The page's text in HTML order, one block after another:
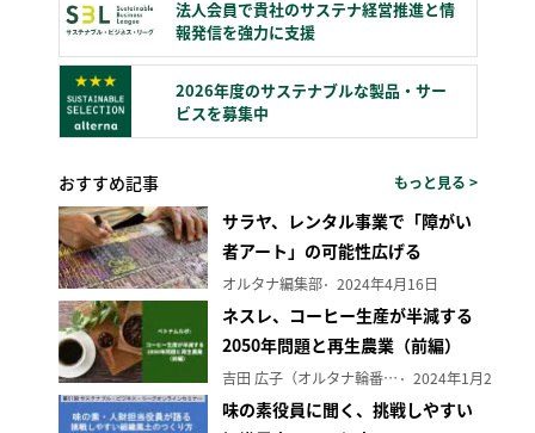
法人会員で貴社のサステナ経営推進と情
報発信を強力に支援
2026年度のサステナブルな製品・サー
ビスを募集中
おすすめ記事 もっと見る >
サラヤ、レンタル事業で「障がい
者アート」の可能性広げる
オルタナ編集部 2024年4月16日
ネスレ、コーヒー生産が半減する
2050年問題と再生農業（前編）
吉田 広子（オルタナ輪番編集長） 2024年1月29日
味の素役員に聞く、挑戦しやすい